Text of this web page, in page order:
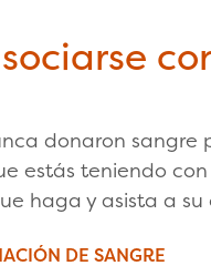
donaron
estás teniendo con
haga y asista a su
DE SANGRE